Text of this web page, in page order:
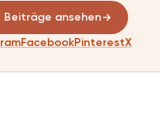
Beiträge ansehen
FacebookPinterestX